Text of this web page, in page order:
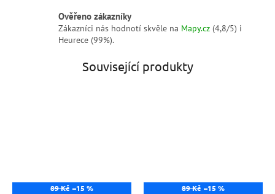
Ověřeno zákazníky
Zákazníci nás hodnotí skvěle na Mapy.cz (4,8/5) i
Heurece (99%).
Související produkty
89 Kč –15 % 89 Kč –15 %